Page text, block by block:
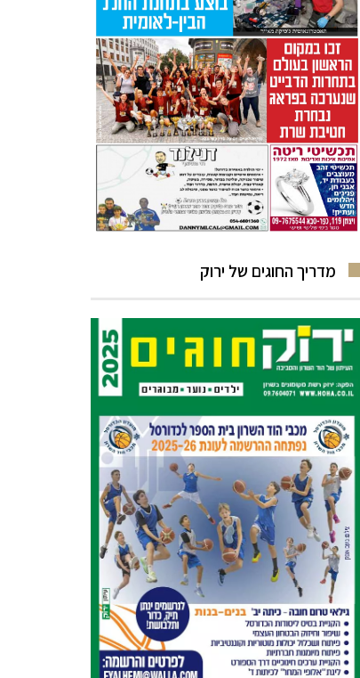
מדריך החוגים של ירוק